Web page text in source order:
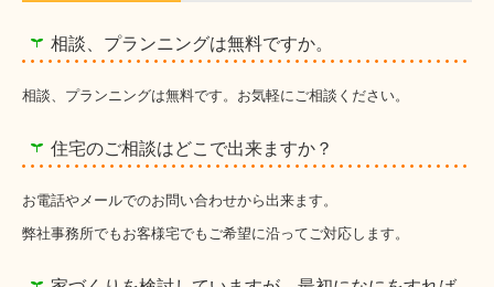
相談、プランニングは無料ですか。
相談、プランニングは無料です。お気軽にご相談ください。
住宅のご相談はどこで出来ますか？
お電話やメールでのお問い合わせから出来ます。
弊社事務所でもお客様宅でもご希望に沿ってご対応します。